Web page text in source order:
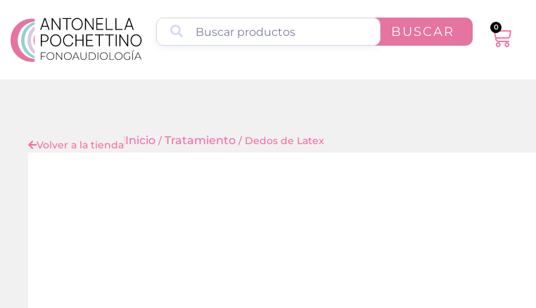
BUSCAR 0
Volver a la tienda Inicio /Tratamiento / Dedos de Latex